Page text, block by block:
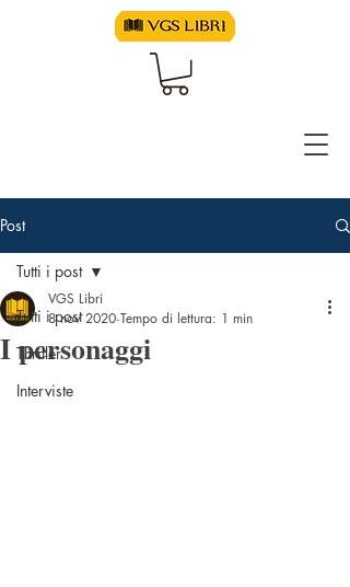
Post
Tutti i post
Thriller
Interviste
Tutti i post
I personaggi
VGS Libri
8 nov 2020 Tempo di lettura: 1 min